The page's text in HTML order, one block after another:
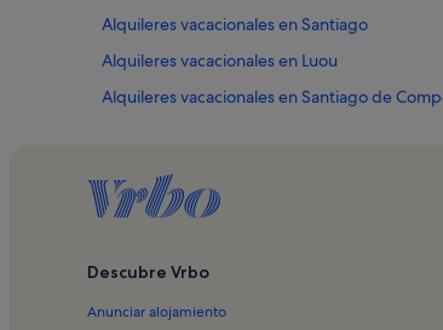
Alquileres vacacionales en Santiago
Alquileres vacacionales en Luou
Alquileres vacacionales en Santiago de
Alquileres vacacionales en El Corte Inglés
Alquileres vacacionales en Casa del Cabildo
Alquileres vacacionales en Fuente de los
Alquileres vacacionales en Galería de Arte
Descubre Vrbo
Anunciar alojamiento